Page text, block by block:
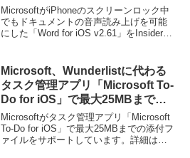
iOS v2.61」をInsider向けにリリ
ース。
MicrosoftがiPhoneのスクリーンロック中
でもドキュメントの音声読み上げを可能
にした「Word for iOS v2.61」をInsider向
Microsoft、Wunderlistに代わる
タスク管理アプリ「Microsoft To-
Do for iOS」で最大25MBまでの
添付ファイルをサポート。
Microsoftがタスク管理アプリ「Microsoft
To-Do for iOS」で最大25MBまでの添付フ
ァイルをサポートしています。詳細は以